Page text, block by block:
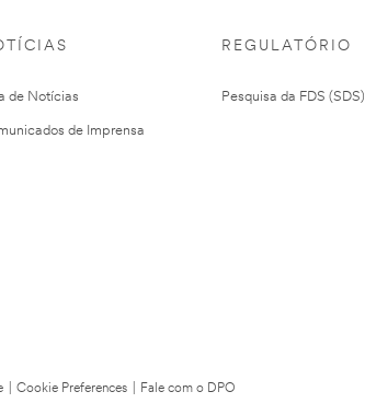
de Notícias
de Imprensa
REGULATÓRIO
Pesquisa da FDS (SDS)
Cookie Preferences
Fale com o DPO